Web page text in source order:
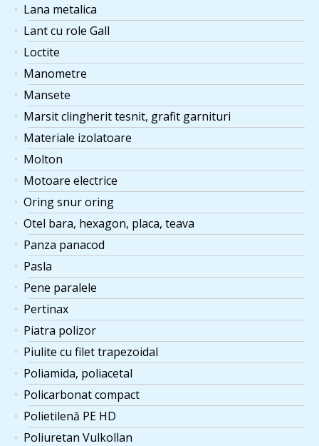
Lana metalica
Lant cu role Gall
Loctite
Manometre
Mansete
Marsit clingherit tesnit, grafit garnituri
Materiale izolatoare
Molton
Motoare electrice
Oring snur oring
Otel bara, hexagon, placa, teava
Panza panacod
Pasla
Pene paralele
Pertinax
Piatra polizor
Piulite cu filet trapezoidal
Poliamida, poliacetal
Policarbonat compact
Polietilenă PE HD
Poliuretan Vulkollan